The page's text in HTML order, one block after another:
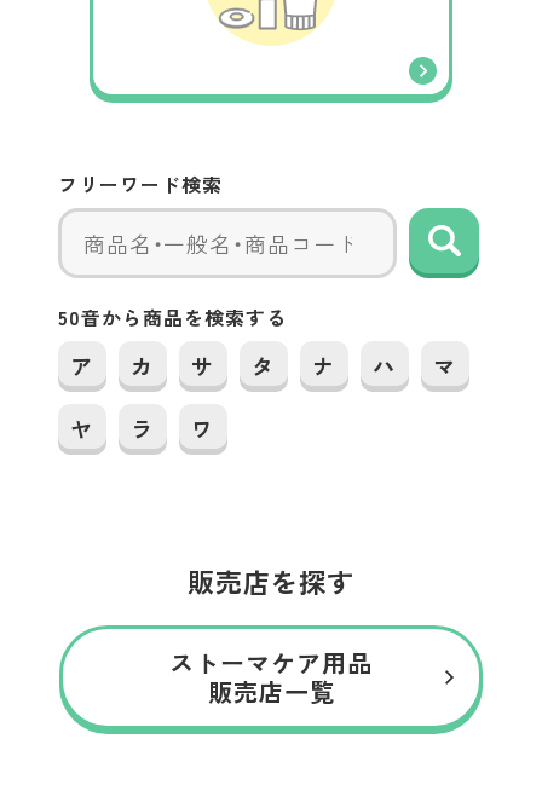
フリーワード検索
50音から商品を検索する
ア カ サ タ ナ ハ
マ
ヤ
ラ ワ
販売店を探す
ストーマケア用品
販売店一覧